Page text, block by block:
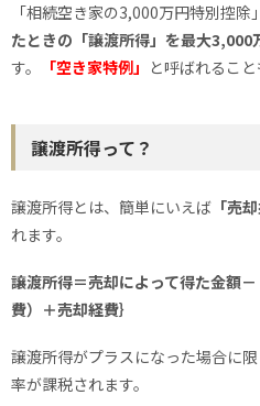
「相続空き家の3,000万円特別控除
たときの「譲渡所得」を最大
す。
「空き家特例」 と呼ばれること
譲渡所得って？
譲渡所得とは、簡単にいえば 「売却
れます。
譲渡所得＝売却によって得た金額
費）＋売却経費｝
譲渡所得がプラスになった場合に
率が課税されます。